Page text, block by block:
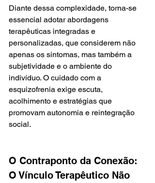
Diante dessa complexidade, torna-se
essencial adotar abordagens
terapêuticas integradas e
personalizadas, que considerem não
apenas os sintomas, mas também a
subjetividade e o ambiente do
indivíduo. O cuidado com a
esquizofrenia exige escuta,
acolhimento e estratégias que
promovam autonomia e reintegração
social.
O Contraponto da Conexão:
O Vínculo Terapêutico Não